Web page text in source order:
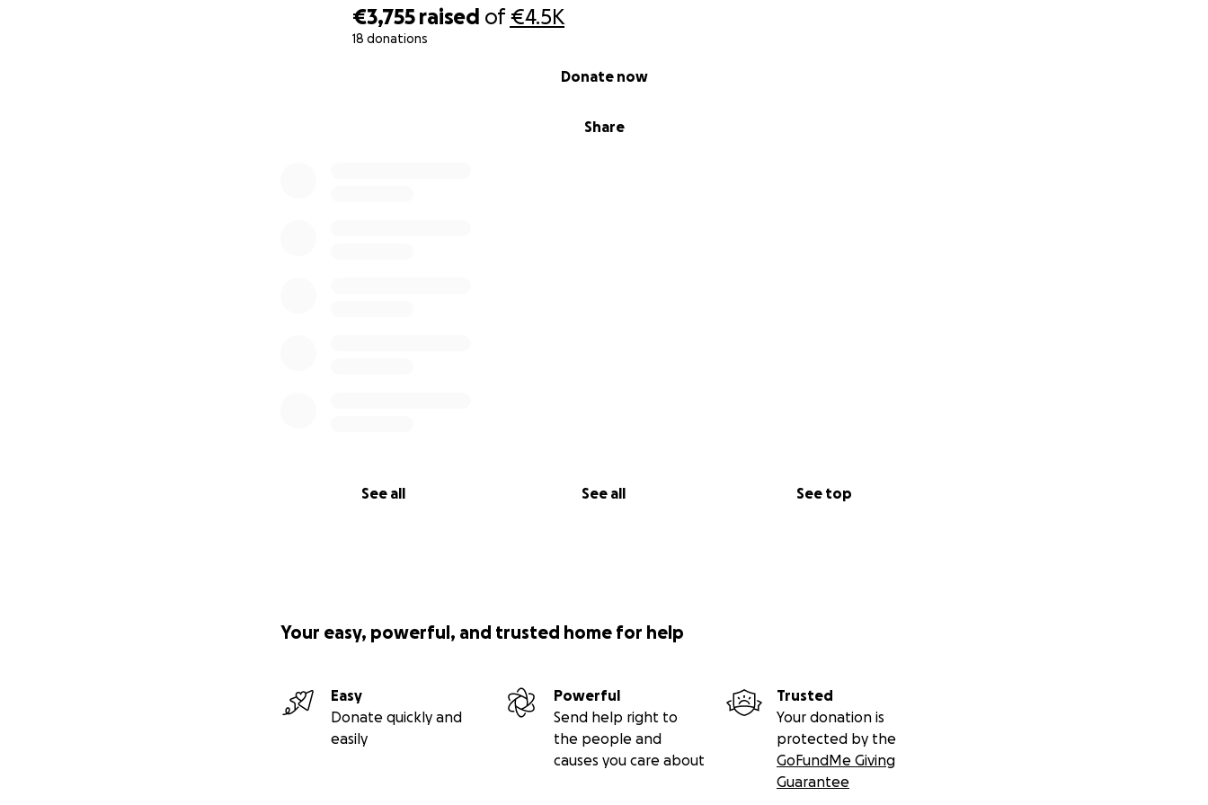
€3,755 raised of€4.5K
18 donations
Share
Donate now
See all See all See top
Your easy, powerful, and trusted home for help
Easy
Donate quickly and
easily
Powerful
Send help right to
the people and
causes you care about
Trusted
Your donation is
protected by the
GoFundMe Giving
Guarantee